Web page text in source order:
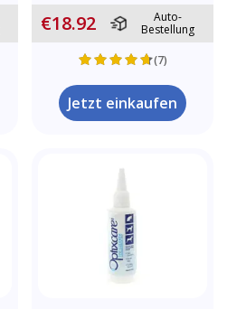
€18.92
Auto-
Bestellung
(7)
Jetzt einkaufen